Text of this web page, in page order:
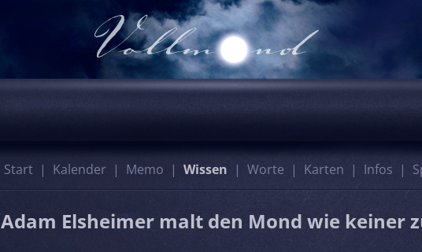
Start Kalender Memo Wissen Worte Karten Infos
Adam Elsheimer malt den Mond wie keiner